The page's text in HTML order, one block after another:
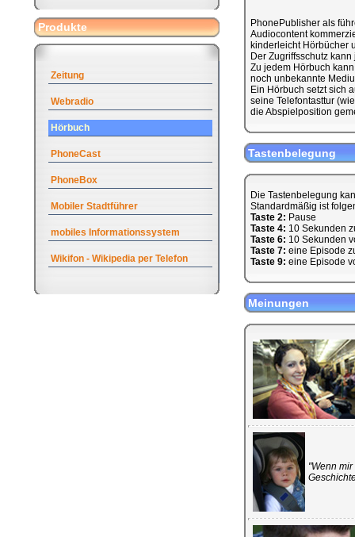
Produkte
Zeitung
Webradio
Hörbuch
PhoneCast
PhoneBox
Mobiler Stadtführer
mobiles Informationssystem
Wikifon - Wikipedia per Telefon
PhonePublisher als
Audiocontent
kinderleicht Hörbücher
Der Zugriffsschutz
Zu jedem Hörbuch
noch unbekannte
Ein Hörbuch setzt sich
seine Telefontasttur
die Abspielposition
Tastenbelegung
Die Tastenbelegung
Standardmäßig ist
Taste 2: Pause
Taste 4: 10 Sekunden
Taste 6: 10 Sekunden
Taste 7: eine Episode
Taste 9: eine Episode
Meinungen
"Wenn